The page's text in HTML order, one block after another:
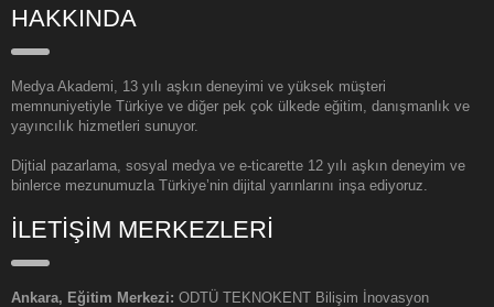
HAKKINDA
Medya Akademi, 13 yılı aşkın deneyimi ve yüksek müşteri
memnuniyetiyle Türkiye ve diğer pek çok ülkede eğitim, danışmanlık ve
yayıncılık hizmetleri sunuyor.
Dijtial pazarlama, sosyal medya ve e-ticarette 12 yılı aşkın deneyim ve
binlerce mezunumuzla Türkiye’nin dijital yarınlarını inşa ediyoruz.
İLETİŞİM MERKEZLERİ
Ankara, Eğitim Merkezi: ODTÜ TEKNOKENT Bilişim İnovasyon